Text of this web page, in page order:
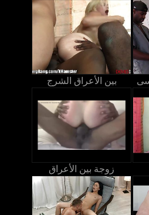
بين الأعراق الشرج
زوجة بين الأعراق